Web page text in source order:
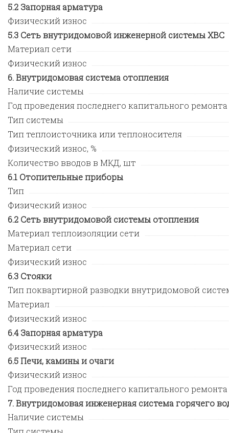
Запорная арматура
Физический износ
Сеть внутридомовой инженерной системы ХВС
Материал сети
Физический износ
Внутридомовая система отопления
Наличие системы
Год проведения последнего капитального ремонта
Тип системы
Тип теплоисточника или теплоносителя
Физический износ, %
Количество вводов в МКД, шт
Отопительные приборы
Тип
Физический износ
Сеть внутридомовой системы отопления
Материал теплоизоляции сети
Материал сети
Физический износ
Стояки
Тип поквартирной разводки внутридомовой
Материал
Физический износ
Запорная арматура
Физический износ
Печи, камины и очаги
Физический износ
Год проведения последнего капитального ремонта
Внутридомовая инженерная система горячего
Наличие системы